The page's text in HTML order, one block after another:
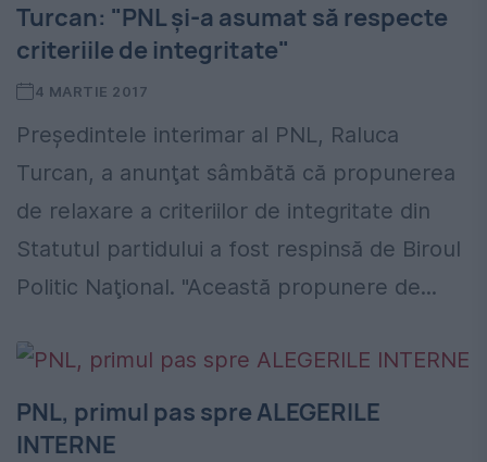
Turcan: "PNL şi-a asumat să respecte
criteriile de integritate"
4 MARTIE 2017
Preşedintele interimar al PNL, Raluca
Turcan, a anunţat sâmbătă că propunerea
de relaxare a criteriilor de integritate din
Statutul partidului a fost respinsă de Biroul
Politic Naţional. "Această propunere de...
PNL, primul pas spre ALEGERILE
INTERNE